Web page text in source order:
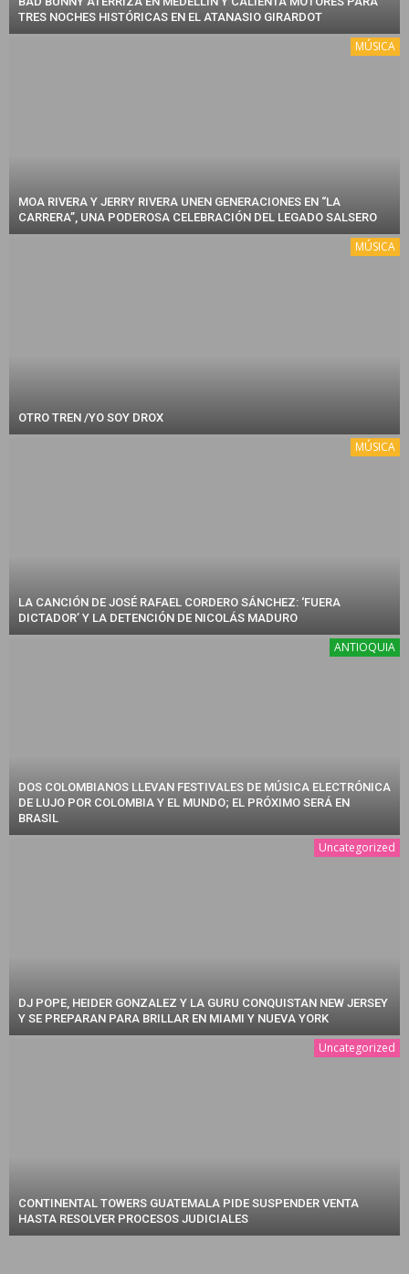
TRES NOCHES HISTÓRICAS EN EL ATANASIO GIRARDOT
MÚSICA
MOA RIVERA Y JERRY RIVERA UNEN GENERACIONES EN “LA
CARRERA”, UNA PODEROSA CELEBRACIÓN DEL LEGADO SALSERO
MÚSICA
OTRO TREN /YO SOY DROX
MÚSICA
LA CANCIÓN DE JOSÉ RAFAEL CORDERO SÁNCHEZ: ‘FUERA
DICTADOR’ Y LA DETENCIÓN DE NICOLÁS MADURO
ANTIOQUIA
DOS COLOMBIANOS LLEVAN FESTIVALES DE MÚSICA ELECTRÓNICA
DE LUJO POR COLOMBIA Y EL MUNDO; EL PRÓXIMO SERÁ EN
BRASIL
Uncategorized
DJ POPE, HEIDER GONZALEZ Y LA GURU CONQUISTAN NEW JERSEY
Y SE PREPARAN PARA BRILLAR EN MIAMI Y NUEVA YORK
Uncategorized
CONTINENTAL TOWERS GUATEMALA PIDE SUSPENDER VENTA
HASTA RESOLVER PROCESOS JUDICIALES